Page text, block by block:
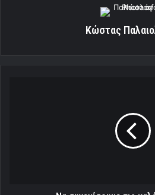
Κώστας